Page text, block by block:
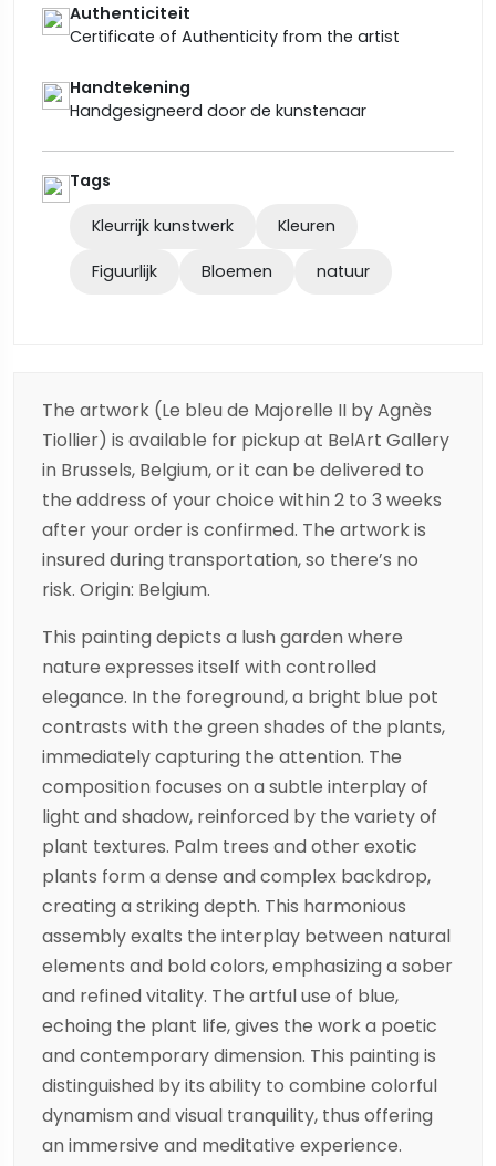
Authenticiteit
Certificate of Authenticity from the artist
Handtekening
Handgesigneerd door de kunstenaar
Tags
Kleurrijk kunstwerk Kleuren
Figuurlijk Bloemen natuur
The artwork (Le bleu de Majorelle II by Agnès
Tiollier) is available for pickup at BelArt Gallery
in Brussels, Belgium, or it can be delivered to
the address of your choice within 2 to 3 weeks
after your order is confirmed. The artwork is
insured during transportation, so there’s no
risk. Origin: Belgium.
This painting depicts a lush garden where
nature expresses itself with controlled
elegance. In the foreground, a bright blue pot
contrasts with the green shades of the plants,
immediately capturing the attention. The
composition focuses on a subtle interplay of
light and shadow, reinforced by the variety of
plant textures. Palm trees and other exotic
plants form a dense and complex backdrop,
creating a striking depth. This harmonious
assembly exalts the interplay between natural
elements and bold colors, emphasizing a sober
and refined vitality. The artful use of blue,
echoing the plant life, gives the work a poetic
and contemporary dimension. This painting is
distinguished by its ability to combine colorful
dynamism and visual tranquility, thus offering
an immersive and meditative experience.